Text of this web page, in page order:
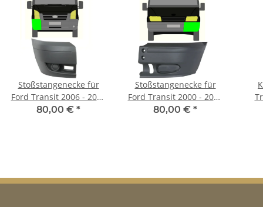
Stoßstangenecke für
Ford Transit 2006 - 2013
vorne links
80,00 € *
Stoßstangenecke für
Ford Transit 2000 - 2006
vorne rechts
80,00 € *